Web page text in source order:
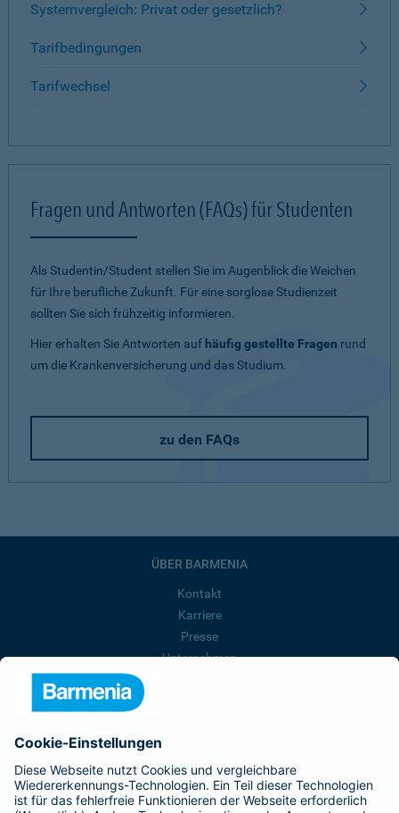
Systemvergleich: Privat oder gesetzlich?
Tarifbedingungen
Tarifwechsel
Fragen und Antworten (FAQs) für Studenten
Als Studentin/Student stellen Sie im Augenblick die Weichen
für Ihre berufliche Zukunft. Für eine sorglose Studienzeit
sollten Sie sich frühzeitig informieren.
Hier erhalten Sie Antworten auf häufig gestellte Fragen rund
um die Krankenversicherung und das Studium.
zu den FAQs
ÜBER BARMENIA
Kontakt
Karriere
Presse
Unternehmen
Affiliate-Partner werden
Kranken-Zusatzversicherung